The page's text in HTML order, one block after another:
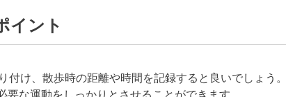
イント
け、散歩時の距離や時間を記録すると良いでしょう。
な運動をしっかりとさせることができます。